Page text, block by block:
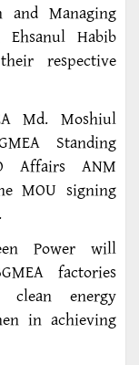
and Managing
Habib
respective
Md. Moshiul
Standing
Affairs ANM
MOU signing
Power will
factories
clean energy
in achieving